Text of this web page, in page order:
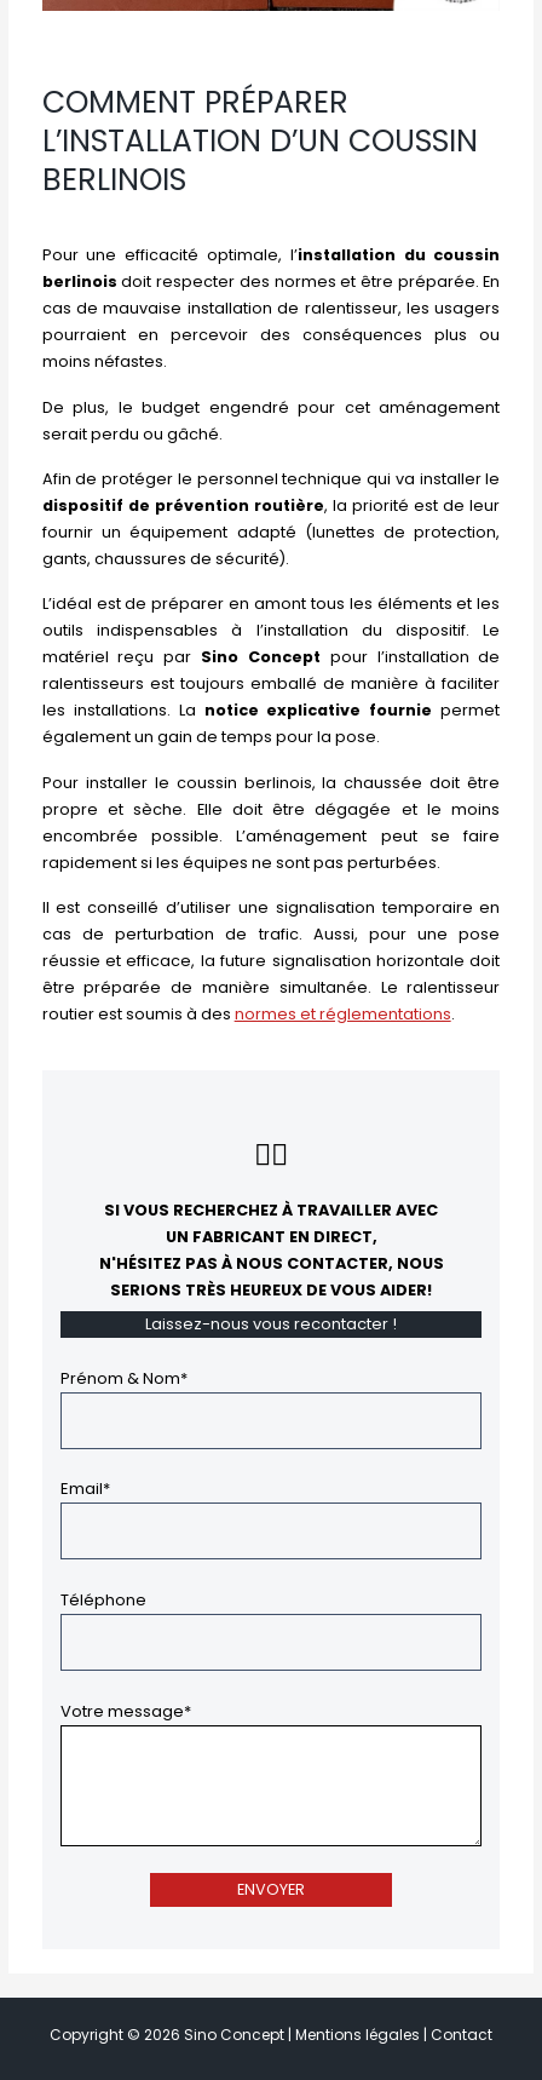
COMMENT PRÉPARER
L’INSTALLATION D’UN COUSSIN
BERLINOIS
Pour une efficacité optimale, l’installation du coussin
berlinois doit respecter des normes et être préparée. En
cas de mauvaise installation de ralentisseur, les usagers
pourraient en percevoir des conséquences plus ou
moins néfastes.
De plus, le budget engendré pour cet aménagement
serait perdu ou gâché.
Afin de protéger le personnel technique qui va installer le
dispositif de prévention routière, la priorité est de leur
fournir un équipement adapté (lunettes de protection,
gants, chaussures de sécurité).
L’idéal est de préparer en amont tous les éléments et les
outils indispensables à l’installation du dispositif. Le
matériel reçu par Sino Concept pour l’installation de
ralentisseurs est toujours emballé de manière à faciliter
les installations. La notice explicative fournie permet
également un gain de temps pour la pose.
Pour installer le coussin berlinois, la chaussée doit être
propre et sèche. Elle doit être dégagée et le moins
encombrée possible. L’aménagement peut se faire
rapidement si les équipes ne sont pas perturbées.
Il est conseillé d’utiliser une signalisation temporaire en
cas de perturbation de trafic. Aussi, pour une pose
réussie et efficace, la future signalisation horizontale doit
être préparée de manière simultanée. Le ralentisseur
routier est soumis à des normes et réglementations.
👇🏻
SI VOUS RECHERCHEZ À TRAVAILLER AVEC
UN FABRICANT EN DIRECT,
N'HÉSITEZ PAS À NOUS CONTACTER, NOUS
SERIONS TRÈS HEUREUX DE VOUS AIDER!
Laissez-nous vous recontacter !
Prénom & Nom*
Email*
Téléphone
Votre message*
Copyright © 2026 Sino Concept | Mentions légales | Contact